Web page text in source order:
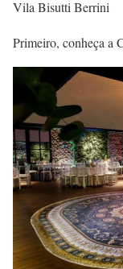
Vila Bisutti Berrini
Primeiro, conheça a